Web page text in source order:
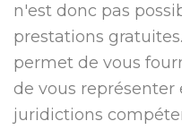
n'est donc pas
prestations
permet de vous
de vous
juridictions